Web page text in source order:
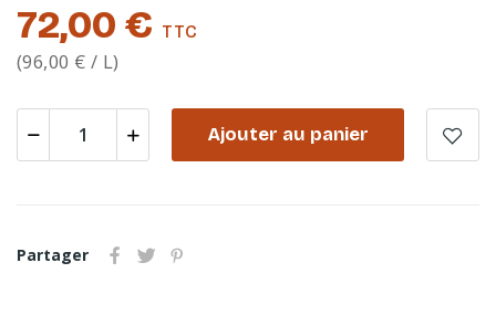
72,00 € TTC
(96,00 € / L)
Ajouter au panier
Partager